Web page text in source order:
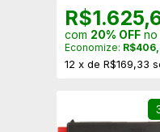
com 20% OFF no
Economize:
12 x de R$169,33